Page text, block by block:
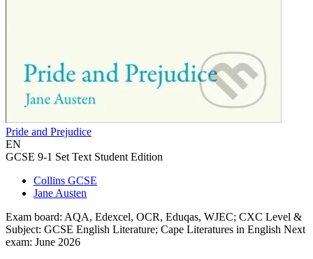
Pride and Prejudice
EN
GCSE 9-1 Set Text Student Edition
Collins GCSE
Jane Austen
Exam board: AQA, Edexcel, OCR, Eduqas, WJEC; CXC Level &
Subject: GCSE English Literature; Cape Literatures in English Next
exam: June 2026